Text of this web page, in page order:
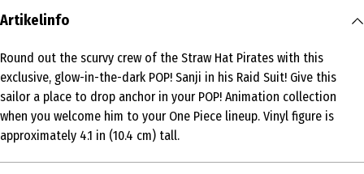
Artikelinfo
Round out the scurvy crew of the Straw Hat Pirates with this
exclusive, glow-in-the-dark POP! Sanji in his Raid Suit! Give this
sailor a place to drop anchor in your POP! Animation collection
when you welcome him to your One Piece lineup. Vinyl figure is
approximately 4.1 in (10.4 cm) tall.